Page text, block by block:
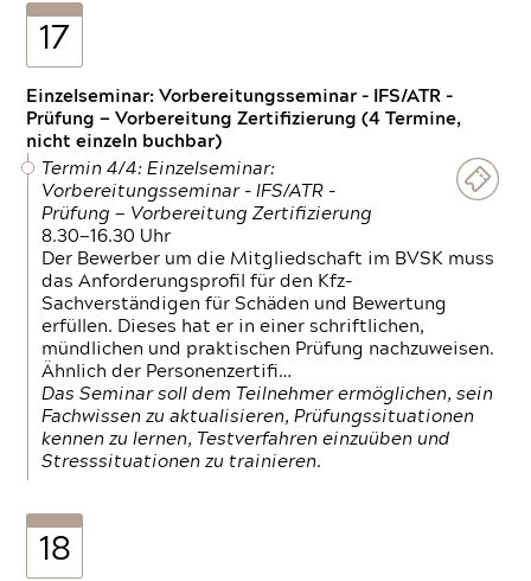
17
Einzelseminar: Vorbereitungsseminar - IFS/ATR -
Prüfung — Vorbereitung Zertifizierung (4 Termine,
nicht einzeln buchbar)
Termin 4/4: Einzelseminar:
Vorbereitungsseminar - IFS/ATR -
Prüfung — Vorbereitung Zertifizierung
8.30—16.30 Uhr
Der Bewerber um die Mitgliedschaft im BVSK muss
das Anforderungsprofil für den Kfz-
Sachverständigen für Schäden und Bewertung
erfüllen. Dieses hat er in einer schriftlichen,
mündlichen und praktischen Prüfung nachzuweisen.
Ähnlich der Personenzertifi…
Das Seminar soll dem Teilnehmer ermöglichen, sein
Fachwissen zu aktualisieren, Prüfungssituationen
kennen zu lernen, Testverfahren einzuüben und
Stresssituationen zu trainieren.
18